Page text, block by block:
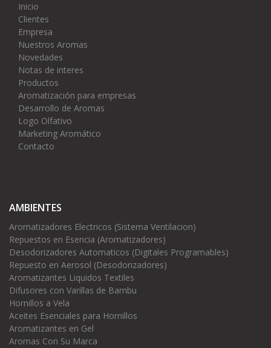
Inicio
Clientes
Empresa
Nuestros Aromas
Novedades
Notas de interes
Productos
Aromatización para empresas
Desarrollo de Aromas
Logo Olfativo
Marketing Aromático
Contacto
AMBIENTES
Aromatizadores Electricos (Sistema Ventilacion)
Repuestos en Esencia (Aromatizadores)
Desodorizadores Automaticos (Digitales Programables)
Repuesto en Aerosol (Desodorizadores)
Aromatizantes Liquidos Textiles
Difusores con Varillas de Bambu
Hornillos a Vela
Aceites Esenciales para Hornillos
Aromatizantes en Gel
Aromas Con Su Marca